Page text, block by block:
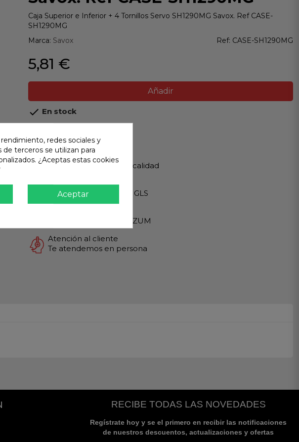
Caja Superior e Inferior + 4 Tornillos Servo SH1290MG Savox. Ref CASE-
SH1290MG
Marca: Savox Ref: CASE-SH1290MG
5,81 €
Añadir
 En stock
Calidad Garantizada
Productos de Máxima calidad
Envío Rápido
Envios Internacionales GLS
TARJETA - PAYPAL - BIZUM
Atención al cliente
Te atendemos en persona
RECIBE TODAS LAS NOVEDADES
Regístrate hoy y se el primero en recibir las notificaciones
de nuestros descuentos, actualizaciones y ofertas
redes sociales y
de terceros se utilizan para
¿Aceptas estas cookies
Aceptar